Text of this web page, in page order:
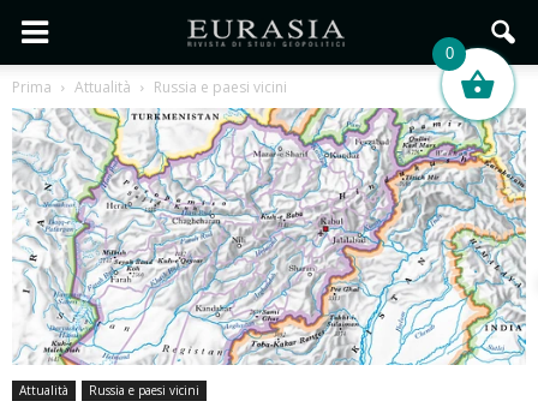
Prima Attualità Russia e paesi vicini
Attualità Russia e paesi vicini
0